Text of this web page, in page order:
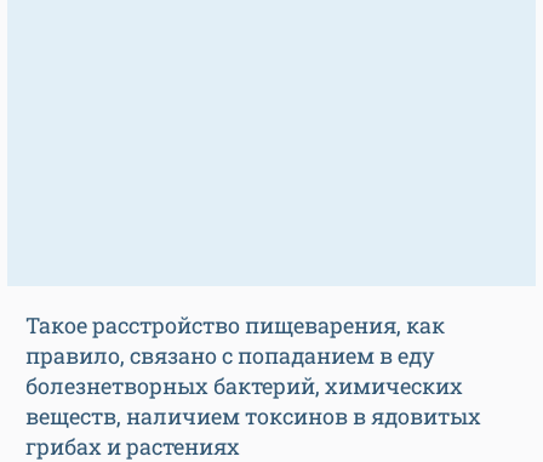
Такое расстройство пищеварения, как
правило, связано с попаданием в еду
болезнетворных бактерий, химических
веществ, наличием токсинов в ядовитых
грибах и растениях